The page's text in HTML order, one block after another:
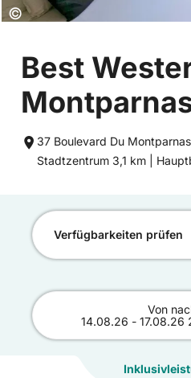
Copyright:
©
Best
37 Boulevard Du
Entfernung
Stadtzentrum 3,1 km |
Verfügbarkeiten prüfen
Von
14.08.26 - 17.08.26